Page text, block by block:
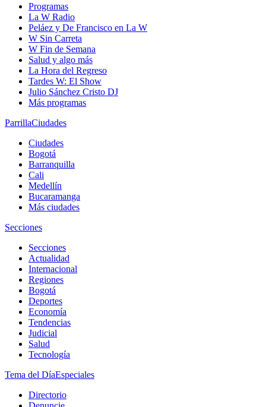
Programas
La W Radio
Peláez y De Francisco en La W
W Sin Carreta
W Fin de Semana
Salud y algo más
La Hora del Regreso
Tardes W: El Show
Julio Sánchez Cristo DJ
Más programas
ParrillaCiudades
Ciudades
Bogotá
Barranquilla
Cali
Medellín
Bucaramanga
Más ciudades
Secciones
Secciones
Actualidad
Internacional
Regiones
Bogotá
Deportes
Economía
Tendencias
Judicial
Salud
Tecnología
Tema del DíaEspeciales
Directorio